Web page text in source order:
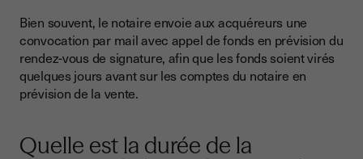
Bien souvent, le notaire envoie aux acquéreurs une
convocation par mail avec appel de fonds en prévision du
rendez-vous de signature, afin que les fonds soient virés
quelques jours avant sur les comptes du notaire en
prévision de la vente.
Quelle est la durée de la